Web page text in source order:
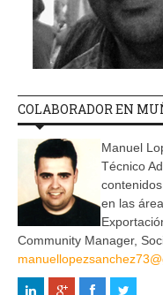
COLABORADOR EN
Manuel
Técnico
en las
Community Manager,